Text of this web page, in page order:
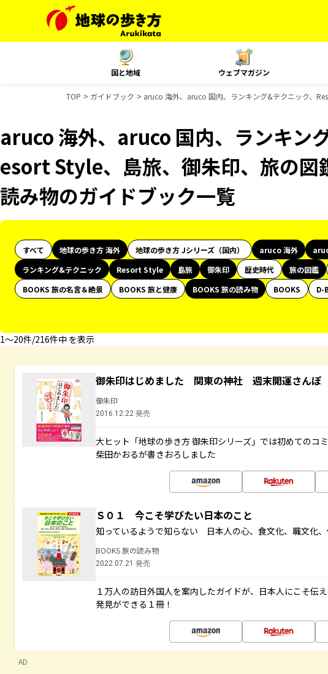
国と地域 ウェブマガジン
TOP ガイドブック aruco 海外、aruco 国内、ランキング&テクニック、
aruco 海外、aruco 国内、ランキン
esort Style、島旅、御朱印、旅の図
読み物のガイドブック一覧
すべて 地球の歩き方 海外 地球の歩き方 Jシリーズ（国内） aruco 海外
ランキング&テクニック
Resort Style 島旅 御朱印 歴史時代 旅の図鑑
BOOKS 旅の名言＆絶景
BOOKS 旅と健康 BOOKS 旅の読み物 BOOKS
D-
1〜20件/216件中 を表示
御朱印はじめました 関東の神社 週末開運さんぽ
御朱印
2016.12.22 発売
大ヒット「地球の歩き方 御朱印シリーズ」では初めてのコ
柴田かおるが書きおろしました
Ｓ０１ 今こそ学びたい日本のこと
知っているようで知らない 日本人の心、食文化、職文化
BOOKS 旅の読み物
2022.07.21 発売
１万人の訪日外国人を案内したガイドが、日本人にこそ伝
発見ができる１冊！
AD